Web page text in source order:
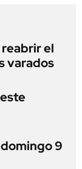
el
varados
9